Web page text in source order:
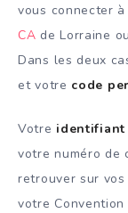
vous connecter
CA de Lorraine
Dans les deux
et votre code
Votre identifiant
votre numéro de
retrouver sur
votre Convention